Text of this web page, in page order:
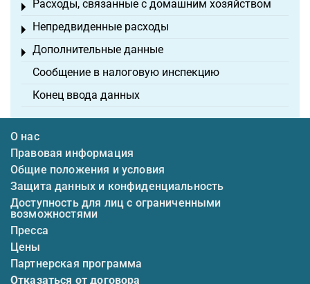
Расходы, связанные с домашним хозяйством
Toggle menu
Непредвиденные расходы
Toggle menu
Дополнительные данные
Toggle menu
Сообщение в налоговую инспекцию
Конец ввода данных
О нас
Правовая информация
Общие положения и условия
Защита данных и конфиденциальность
Доступность для лиц с ограниченными
возможностями
Пресса
Цены
Партнерская программа
Отказаться от договора